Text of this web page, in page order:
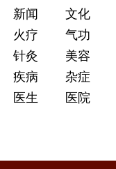
新闻
文化
火疗
气功
针灸
美容
疾病
杂症
医生
医院